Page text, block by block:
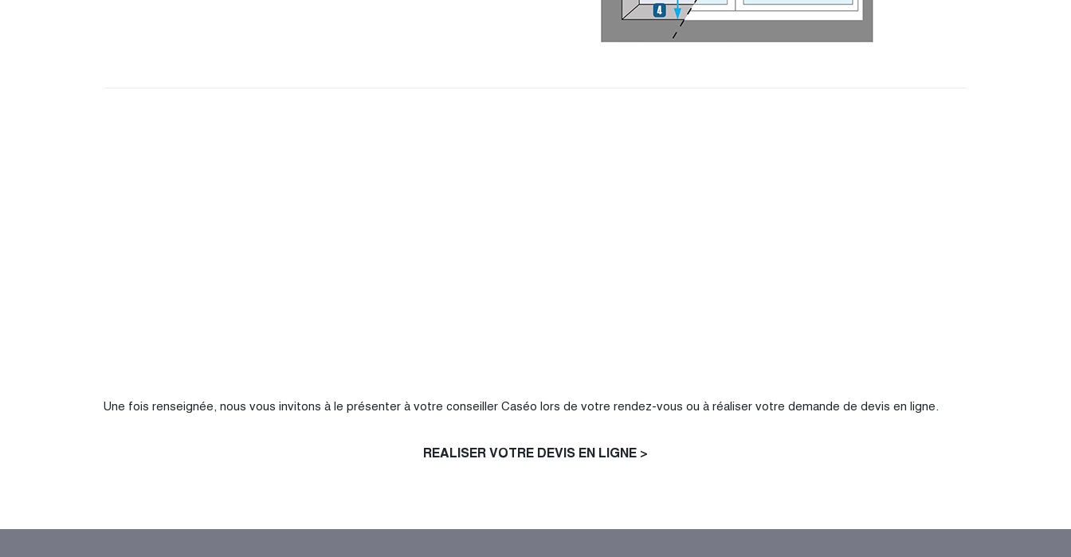
Une fois renseignée, nous vous invitons à le présenter à votre conseiller Caséo lors de votre rendez-vous ou à réaliser votre demande de devis en ligne.
REALISER VOTRE DEVIS EN LIGNE >